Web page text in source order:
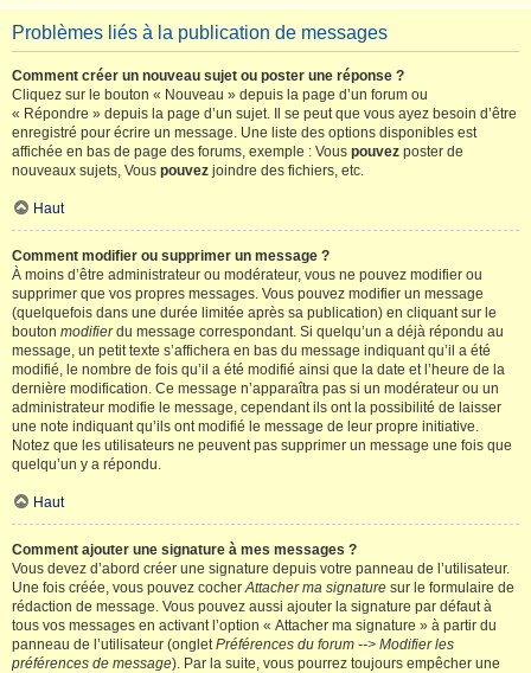
Problèmes liés à la publication de messages
Comment créer un nouveau sujet ou poster une réponse ?
Cliquez sur le bouton « Nouveau » depuis la page d’un forum ou
« Répondre » depuis la page d’un sujet. Il se peut que vous ayez besoin d’être
enregistré pour écrire un message. Une liste des options disponibles est
affichée en bas de page des forums, exemple : Vous pouvez poster de
nouveaux sujets, Vous pouvez joindre des fichiers, etc.
Haut
Comment modifier ou supprimer un message ?
À moins d’être administrateur ou modérateur, vous ne pouvez modifier ou
supprimer que vos propres messages. Vous pouvez modifier un message
(quelquefois dans une durée limitée après sa publication) en cliquant sur le
bouton modifierdu message correspondant. Si quelqu’un a déjà répondu au
message, un petit texte s’affichera en bas du message indiquant qu’il a été
modifié, le nombre de fois qu’il a été modifié ainsi que la date et l’heure de la
dernière modification. Ce message n’apparaîtra pas si un modérateur ou un
administrateur modifie le message, cependant ils ont la possibilité de laisser
une note indiquant qu’ils ont modifié le message de leur propre initiative.
Notez que les utilisateurs ne peuvent pas supprimer un message une fois que
quelqu’un y a répondu.
Haut
Comment ajouter une signature à mes messages ?
Vous devez d’abord créer une signature depuis votre panneau de l’utilisateur.
Une fois créée, vous pouvez cocherAttacher ma signature sur le formulaire de
rédaction de message. Vous pouvez aussi ajouter la signature par défaut à
tous vos messages en activant l’option « Attacher ma signature » à partir du
panneau de l’utilisateur (ongletPréférences du forum --> Modifier les
préférences de message). Par la suite, vous pourrez toujours empêcher une